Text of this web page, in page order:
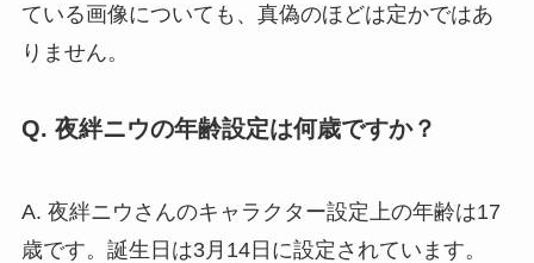
ている画像についても、真偽のほどは定かではあ
りません。
Q. 夜絆ニウの年齢設定は何歳ですか？
A. 夜絆ニウさんのキャラクター設定上の年齢は17
歳です。誕生日は3月14日に設定されています。